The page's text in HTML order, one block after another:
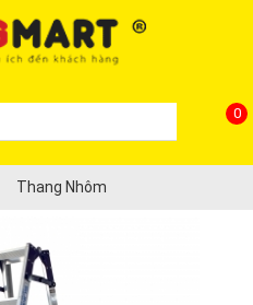
0
Thang Nhôm